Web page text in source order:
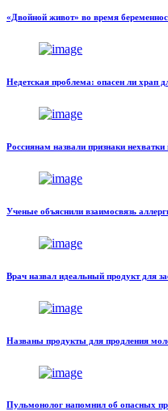
«Двойной живот» во время
Недетская проблема: опасен ли храп
Россиянам назвали признаки
Ученые объяснили взаимосвязь
Врач назвал идеальный продукт для
Названы продукты для продления
Пульмонолог напомнил об опасных